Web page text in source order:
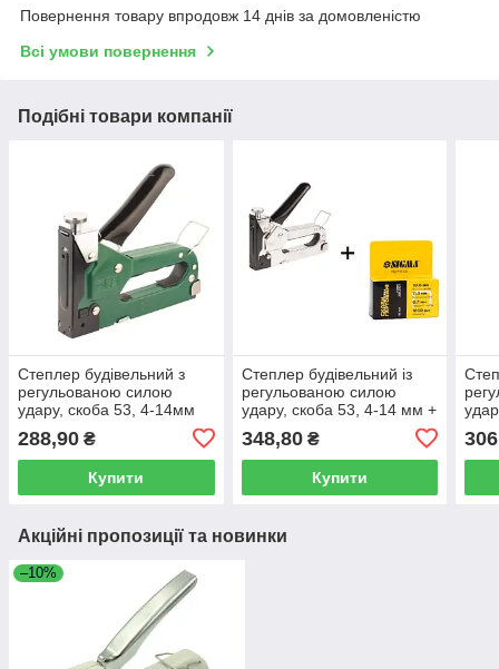
Повернення товару впродовж 14 днів за домовленістю
Всі умови повернення
Подібні товари компанії
Степлер будівельний з
регульованою силою
удару, скоба 53, 4-14мм
288,90 ₴
Купити
Степлер будівельний із
регульованою силою
удару, скоба 53, 4-14 мм +
скоби 10 мм Grad 2821125
348,80₴
Купити
306
Акційні пропозиції та новинки
–10%